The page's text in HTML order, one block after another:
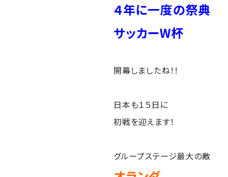
４年に一度の祭典
サッカーW杯
開幕しましたね！！
日本も１５日に
初戦を迎えます！
グループステージ最大の敵